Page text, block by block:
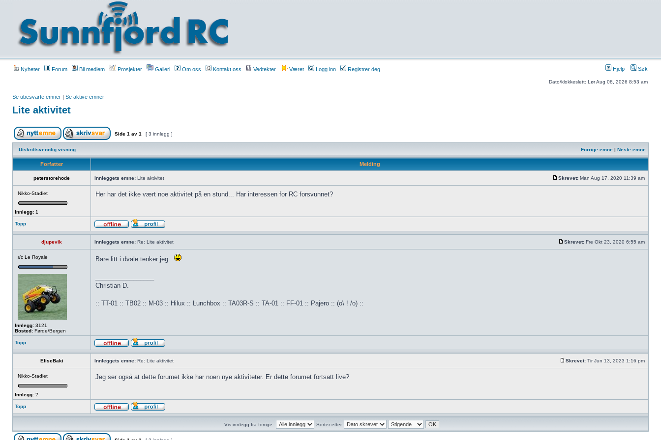
Nyheter Forum Bli medlem Prosjekter Galleri Om oss Kontakt oss Vedtekter Været Logg inn Registrer deg Hjelp Søk
Dato/klokkeslett: Lør Aug 08, 2026 8:53 am
Se ubesvarte emner | Se aktive emner
Lite aktivitet
Side 1 av 1 [ 3 innlegg ]
Utskriftsvennlig visning Forrige emne | Neste emne
Forfatter Melding
peterstorehode Innleggets emne: Lite aktivitet Skrevet: Man Aug 17, 2020 11:39 am
Nikko-Stadiet
Innlegg: 1
Her har det ikke vært noe aktivitet på en stund... Har interessen for RC forsvunnet?
Topp
djupevik Innleggets emne: Re: Lite aktivitet Skrevet: Fre Okt 23, 2020 6:55 am
r/c Le Royale
Innlegg: 3121
Bosted: Førde/Bergen
Bare litt i dvale tenker jeg..
Christian D.
:: TT-01 :: TB02 :: M-03 :: Hilux :: Lunchbox :: TA03R-S :: TA-01 :: FF-01 :: Pajero :: (o\ ! /o) ::
Topp
EliseBaki Innleggets emne: Re: Lite aktivitet Skrevet: Tir Jun 13, 2023 1:16 pm
Nikko-Stadiet
Innlegg: 2
Jeg ser også at dette forumet ikke har noen nye aktiviteter. Er dette forumet fortsatt live?
Topp
Vis innlegg fra forrige: Sorter etter